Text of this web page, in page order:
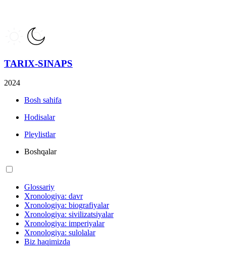
TARIX-SINAPS
2024
Bosh sahifa
Hodisalar
Pleylistlar
Boshqalar
Glossariy
Xronologiya: davr
Xronologiya: biografiyalar
Xronologiya: sivilizatsiyalar
Xronologiya: imperiyalar
Xronologiya: sulolalar
Biz haqimizda